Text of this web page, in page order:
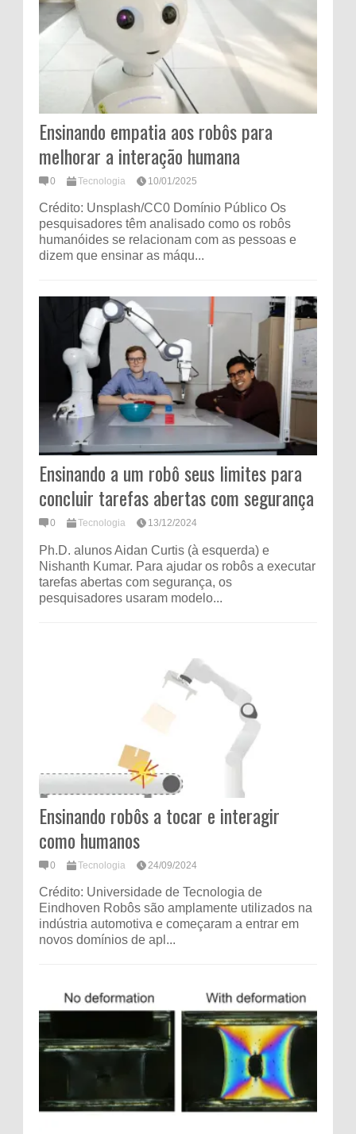
Ensinando empatia aos robôs para
melhorar a interação humana
0 Tecnologia 10/01/2025
Crédito: Unsplash/CC0 Domínio Público Os
pesquisadores têm analisado como os robôs
humanóides se relacionam com as pessoas e
dizem que ensinar as máqu...
Ensinando a um robô seus limites para
concluir tarefas abertas com segurança
0 Tecnologia 13/12/2024
Ph.D. alunos Aidan Curtis (à esquerda) e
Nishanth Kumar. Para ajudar os robôs a executar
tarefas abertas com segurança, os
pesquisadores usaram modelo...
Ensinando robôs a tocar e interagir
como humanos
0 Tecnologia 24/09/2024
Crédito: Universidade de Tecnologia de
Eindhoven Robôs são amplamente utilizados na
indústria automotiva e começaram a entrar em
novos domínios de apl...